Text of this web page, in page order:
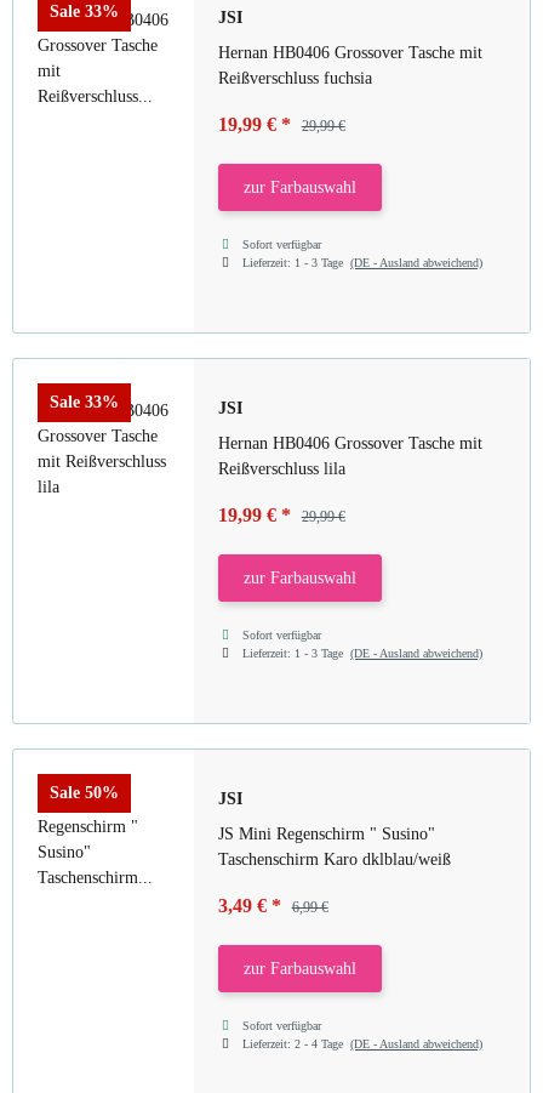
Sale 33%
JSI
Hernan HB0406 Grossover Tasche mit
Reißverschluss fuchsia
19,99 € * 29,99 €
zur Farbauswahl
Sofort verfügbar
Lieferzeit: 1 - 3 Tage(DE - Ausland abweichend)
Sale 33%
JSI
Hernan HB0406 Grossover Tasche mit
Reißverschluss lila
19,99 € * 29,99 €
zur Farbauswahl
Sofort verfügbar
Lieferzeit: 1 - 3 Tage(DE - Ausland abweichend)
Sale 50%
JSI
JS Mini Regenschirm " Susino"
Taschenschirm Karo dklblau/weiß
3,49 € * 6,99 €
zur Farbauswahl
Sofort verfügbar
Lieferzeit:2 - 4 Tage(DE - Ausland abweichend)